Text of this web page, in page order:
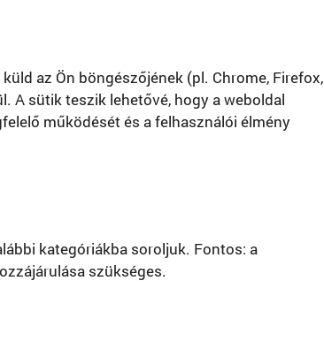
az Ön böngészőjének (pl. Chrome, Firefox,
A sütik teszik lehetővé, hogy a weboldal
működését és a felhasználói élmény
kategóriákba soroljuk. Fontos: a
szükséges.